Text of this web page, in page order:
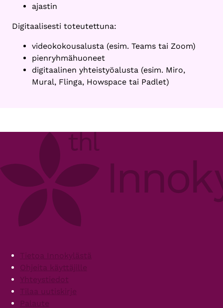
ajastin
Digitaalisesti toteutettuna:
videokokousalusta (esim. Teams tai Zoom)
pienryhmähuoneet
digitaalinen yhteistyöalusta (esim. Miro,
Mural, Flinga, Howspace tai Padlet)
FooterTietoa Innokylästä
Ohjeita käyttäjille
Yhteystiedot
Tilaa uutiskirje
Palaute